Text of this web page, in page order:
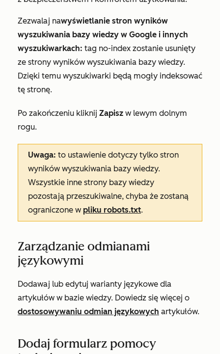
Zezwalaj nawyświetlanie stron wyników
wyszukiwania bazy wiedzy w Google i innych
wyszukiwarkach: tag no-index zostanie usunięty
ze strony wyników wyszukiwania bazy wiedzy.
Dzięki temu wyszukiwarki będą mogły indeksować
tę stronę.
Po zakończeniu kliknij Zapisz w lewym dolnym
rogu.
Uwaga: to ustawienie dotyczy tylko stron
wyników wyszukiwania bazy wiedzy.
Wszystkie inne strony bazy wiedzy
pozostają przeszukiwalne, chyba że zostaną
ograniczone w pliku robots.txt.
Zarządzanie odmianami
językowymi
Dodawaj lub edytuj warianty językowe dla
artykułów w bazie wiedzy. Dowiedz się więcej o
dostosowywaniu odmian językowych artykułów.
Dodaj formularz pomocy